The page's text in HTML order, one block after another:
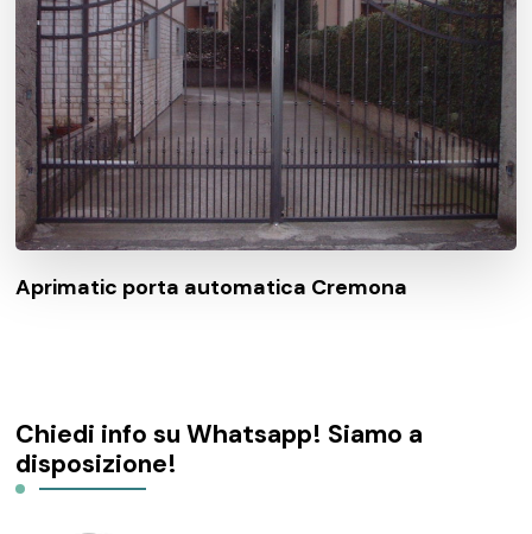
Aprimatic porta automatica Cremona
Chiedi info su Whatsapp! Siamo a
disposizione!